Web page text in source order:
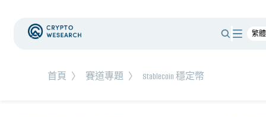
首頁 〉 賽道專題 〉 Stablecoin 穩定幣